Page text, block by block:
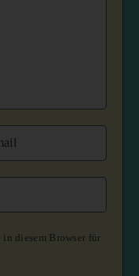
diesem Browser für